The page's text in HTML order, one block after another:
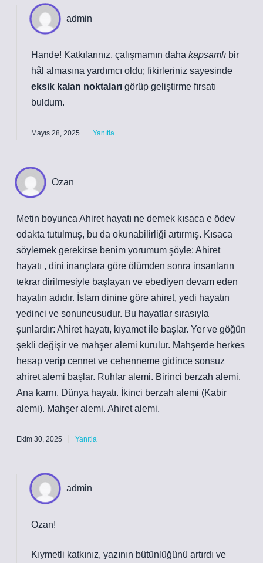
admin
Hande! Katkılarınız, çalışmamın daha kapsamlı bir
hâl almasına yardımcı oldu; fikirleriniz sayesinde
eksik kalan noktaları görüp geliştirme fırsatı
buldum.
Mayıs 28, 2025 Yanıtla
Ozan
Metin boyunca Ahiret hayatı ne demek kısaca e ödev
odakta tutulmuş, bu da okunabilirliği artırmış. Kısaca
söylemek gerekirse benim yorumum şöyle: Ahiret
hayatı , dini inançlara göre ölümden sonra insanların
tekrar dirilmesiyle başlayan ve ebediyen devam eden
hayatın adıdır. İslam dinine göre ahiret, yedi hayatın
yedinci ve sonuncusudur. Bu hayatlar sırasıyla
şunlardır: Ahiret hayatı, kıyamet ile başlar. Yer ve göğün
şekli değişir ve mahşer alemi kurulur. Mahşerde herkes
hesap verip cennet ve cehenneme gidince sonsuz
ahiret alemi başlar. Ruhlar alemi. Birinci berzah alemi.
Ana karnı. Dünya hayatı. İkinci berzah alemi (Kabir
alemi). Mahşer alemi. Ahiret alemi.
Ekim 30, 2025 Yanıtla
admin
Ozan!
Kıymetli katkınız, yazının bütünlüğünü artırdı ve